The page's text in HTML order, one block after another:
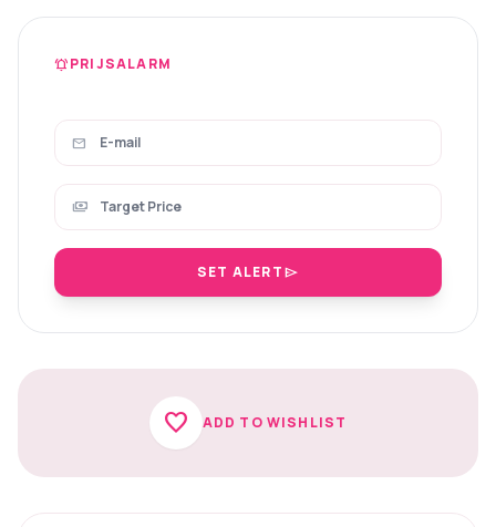
notifications_activePRIJSALARM
mail
payments
SET ALERTsend
favorite ADD TO WISHLIST